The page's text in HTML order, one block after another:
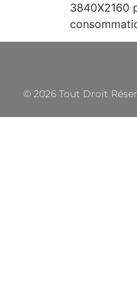
3840X2160
© 2026 Tout Droit